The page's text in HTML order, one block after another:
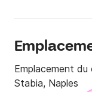
Emplacement du
Stabia, Naples